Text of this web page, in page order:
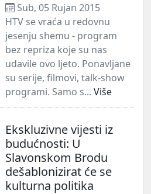
Sub, 05 Rujan 2015
HTV se vraća u redovnu
jesenju shemu - program
bez repriza koje su nas
udavile ovo ljeto. Ponavljane
su serije, filmovi, talk-show
programi. Samo s... Više
Ekskluzivne vijesti iz
budućnosti: U
Slavonskom Brodu
dešablonizirat će se
kulturna politika